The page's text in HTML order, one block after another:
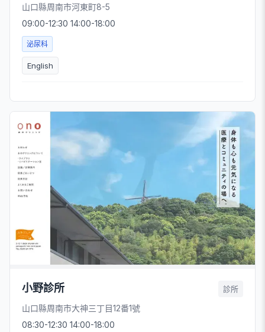
山口縣周南市河東町8-5
09:00-12:30 14:00-18:00
泌尿科
English
小野診所 診所
山口縣周南市大神三丁目12番1號
08:30-12:30 14:00-18:00